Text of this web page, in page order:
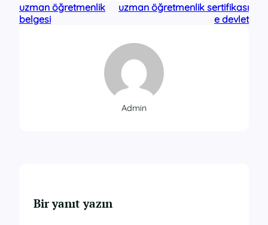
uzman öğretmenlik
belgesi
uzman öğretmenlik sertifikası
e devlet
Admin
Bir yanıt yazın